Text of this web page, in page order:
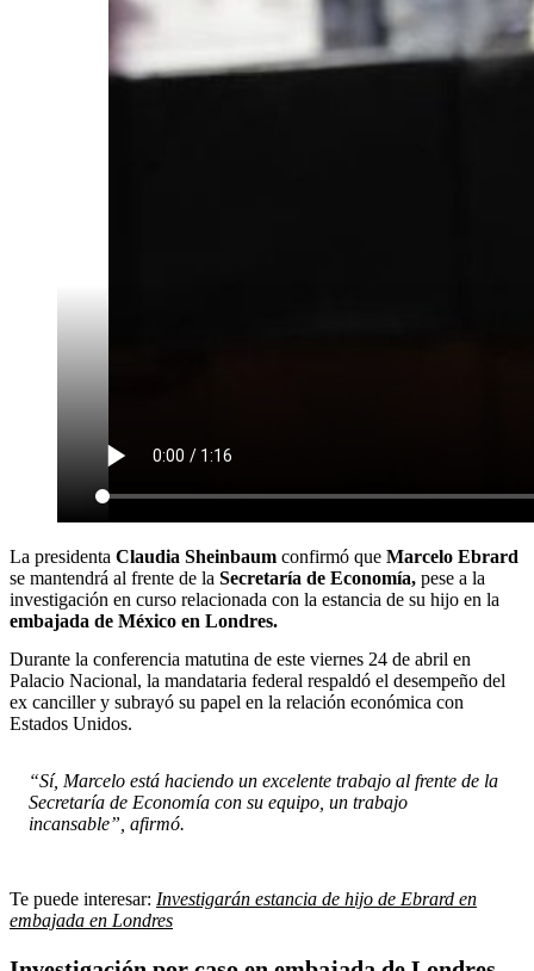
La presidenta Claudia Sheinbaum confirmó que Marcelo Ebrard
se mantendrá al frente de la Secretaría de Economía, pese a la
investigación en curso relacionada con la estancia de su hijo en la
embajada de México en Londres.
Durante la conferencia matutina de este viernes 24 de abril en
Palacio Nacional, la mandataria federal respaldó el desempeño del
ex canciller y subrayó su papel en la relación económica con
Estados Unidos.
“Sí, Marcelo está haciendo un excelente trabajo al frente de la
Secretaría de Economía con su equipo, un trabajo
incansable”, afirmó.
Te puede interesar: Investigarán estancia de hijo de Ebrard en
embajada en Londres